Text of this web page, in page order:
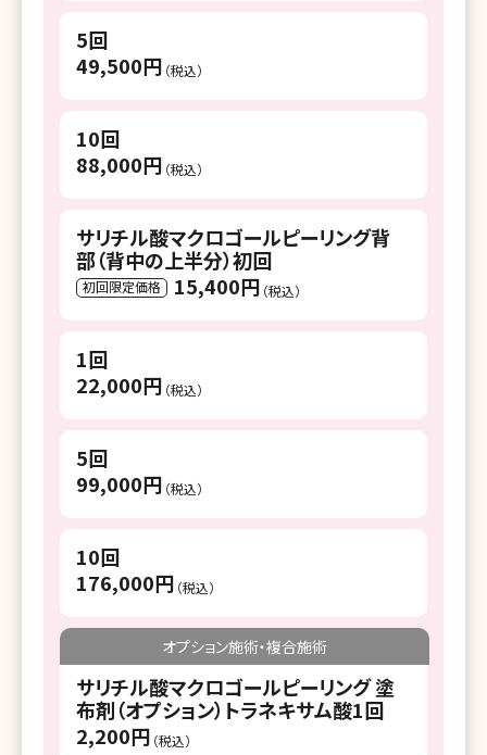
5回
49,500円 （税込）
10回
88,000円 （税込）
サリチル酸マクロゴールピーリング背
部（背中の上半分）初回
初回限定価格 15,400円 （税込）
1回
22,000円 （税込）
5回
99,000円 （税込）
10回
176,000円 （税込）
オプション施術・複合施術
サリチル酸マクロゴールピーリング 塗
布剤（オプション）トラネキサム酸1回
2,200円 （税込）